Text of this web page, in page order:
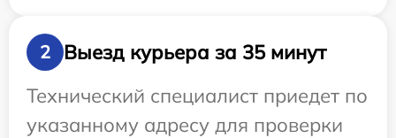
2
Выезд курьера за 35 минут
Технический специалист приедет по
указанному адресу для проверки